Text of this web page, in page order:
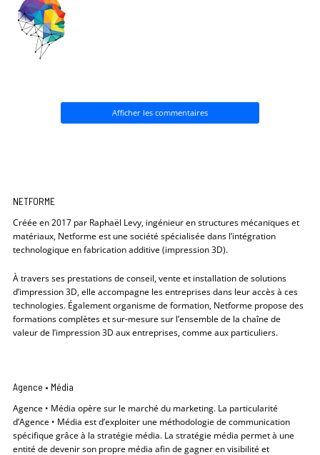
Afficher les commentaires
NETFORME
Créée en 2017 par Raphaël Levy, ingénieur en structures mécaniques et
matériaux, Netforme est une société spécialisée dans l’intégration
technologique en fabrication additive (impression 3D).
À travers ses prestations de conseil, vente et installation de solutions
d’impression 3D, elle accompagne les entreprises dans leur accès à ces
technologies. Également organisme de formation, Netforme propose des
formations complètes et sur-mesure sur l’ensemble de la chaîne de
valeur de l’impression 3D aux entreprises, comme aux particuliers.
Agence • Média
Agence • Média opère sur le marché du marketing. La particularité
d’Agence • Média est d’exploiter une méthodologie de communication
spécifique grâce à la stratégie média. La stratégie média permet à une
entité de devenir son propre média afin de gagner en visibilité et